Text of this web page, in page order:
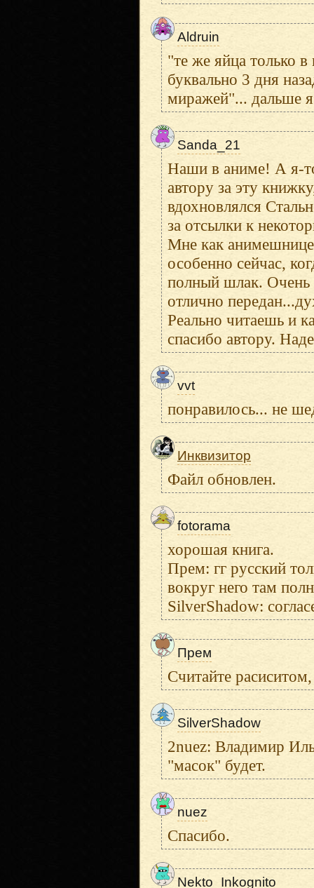
Aldruin
"те же яйца только
буквально 3 дня
миражей"... дальше
Sanda_21
Наши в аниме! А я-
автору за эту
вдохновлялся
за отсылки к
Мне как анимешнице
особенно сейчас,
полный шлак. Очень
отлично
Реально читаешь и
спасибо автору.
vvt
понравилось... не
Инквизитор
Файл обновлен.
fotorama
хорошая книга.
Прем: гг русский
вокруг него там
SilverShadow:
Прем
Считайте
SilverShadow
2nuez: Владимир
"масок" будет.
nuez
Спасибо.
Nekto_Inkognito